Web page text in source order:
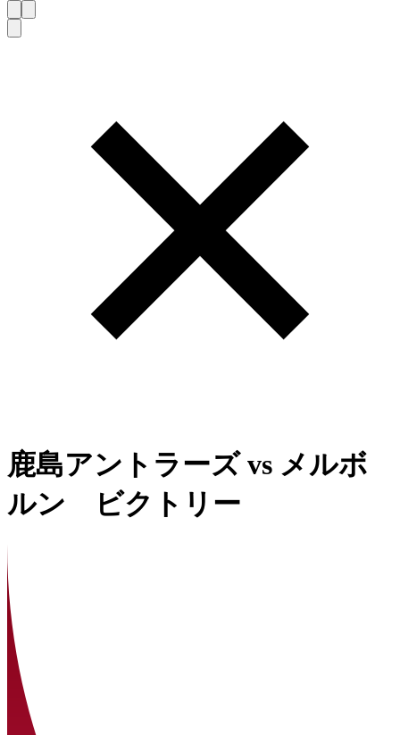
鹿島アントラーズvs メルボ
ルン ビクトリー